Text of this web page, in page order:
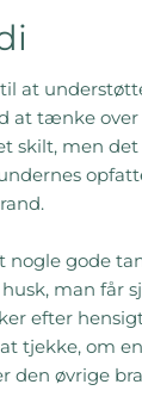
at
at tænke
skilt, men det
nogle gode
man får
efter
tjekke, om
den øvrige